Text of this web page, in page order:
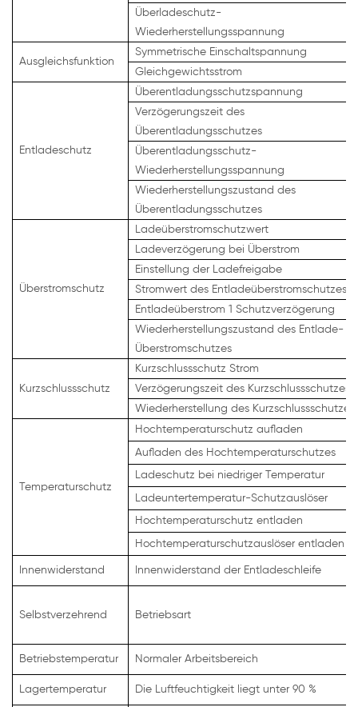
Überladeschutz-
Wiederherstellungsspannung
Ausgleichsfunktion
Symmetrische Einschaltspannung
Gleichgewichtsstrom
Entladeschutz
Überentladungsschutzspannung
Verzögerungszeit des
Überentladungsschutzes
Überentladungsschutz-
Wiederherstellungsspannung
Wiederherstellungszustand des
Überentladungsschutzes
Überstromschutz
Ladeüberstromschutzwert
Ladeverzögerung bei Überstrom
Einstellung der Ladefreigabe
Stromwert des Entladeüberstromschutzes 1
Entladeüberstrom 1 Schutzverzögerung
Wiederherstellungszustand des Entlade-
Überstromschutzes
Kurzschlussschutz
Kurzschlussschutz Strom
Verzögerungszeit des Kurzschlussschutzes
Wiederherstellung des Kurzschlussschutzes
Temperaturschutz
Hochtemperaturschutz aufladen
Aufladen des Hochtemperaturschutzes
Ladeschutz bei niedriger Temperatur
Ladeuntertemperatur-Schutzauslöser
Hochtemperaturschutz entladen
Hochtemperaturschutzauslöser entladen
Innenwiderstand Innenwiderstand der Entladeschleife
Selbstverzehrend Betriebsart
Betriebstemperatur Normaler Arbeitsbereich
Lagertemperatur Die Luftfeuchtigkeit liegt unter 90 %